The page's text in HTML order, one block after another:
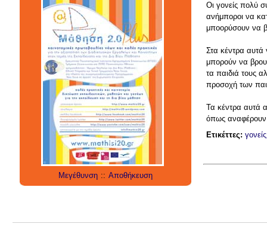
σχολείο infographic class
facebook teacher διαδίκτυο
κοινωνικά δίκτυα
γονείς μαθητές
εκπαίδευση students
εκπαιδευτικοί classroom google
τεχνολογία student παιδιά games
education μάθηση social networks
social media έρευνα technology
twitter εργαλεία internet applications
Μεγέθυνση :: Αποθήκευση
Οι γονείς πολύ
ανήμποροι να
μποορύσουν να
Στα κέντρα αυτά
μπορούν να
τα παιδιά τους
προσοχή των
Τα κέντρα αυτά
όπως αναφέρουν
Ετικέττες: γονείς